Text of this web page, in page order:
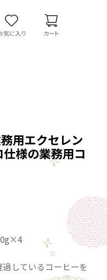
気に入り カート
用エクセレン
様の業務用コ
しているコーヒーを